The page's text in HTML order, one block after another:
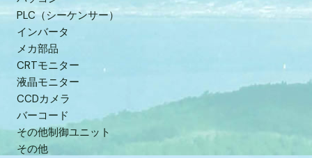
PLC（シーケンサー）
インバータ
メカ部品
CRTモニター
液晶モニター
CCDカメラ
バーコード
その他制御ユニット
その他